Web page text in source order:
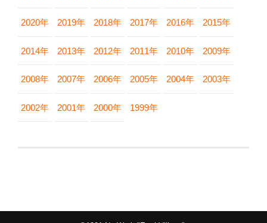
2020年 2019年 2018年 2017年 2016年 2015年
2014年 2013年 2012年 2011年 2010年 2009年
2008年 2007年 2006年 2005年 2004年 2003年
2002年 2001年 2000年 1999年